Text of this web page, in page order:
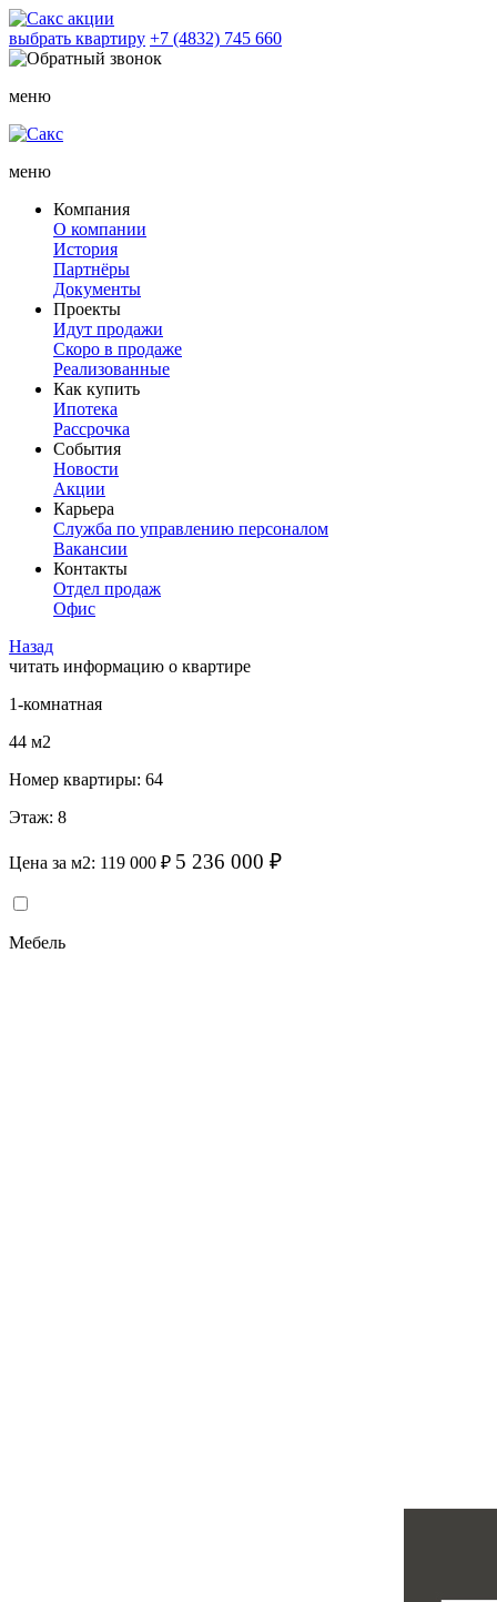
акции
выбрать квартиру +7 (4832) 745 660
меню
меню
Компания
О компании
История
Партнёры
Документы
Проекты
Идут продажи
Скоро в продаже
Реализованные
Как купить
Ипотека
Рассрочка
События
Новости
Акции
Карьера
Служба по управлению персоналом
Вакансии
Контакты
Отдел продаж
Офис
Назад
читать информацию о квартире
1-комнатная
44 м2
Номер квартиры: 64
Этаж: 8
Цена за м2: 119 000 ₽ 5 236 000 ₽
Мебель